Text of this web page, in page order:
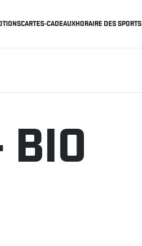
CARTES-CADEAUXHORAIRE DES SPORTS
BIO